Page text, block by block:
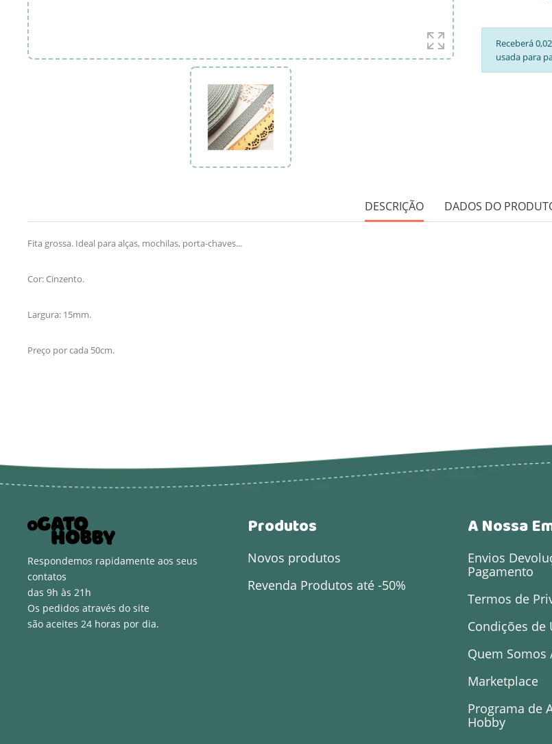
Receberá
usada para
DESCRIÇÃO DADOS DO
Fita grossa. Ideal para alças, mochilas, porta-chaves...
Cor: Cinzento.
Largura: 15mm.
Preço por cada 50cm.
Respondemos rapidamente aos seus
contatos
das 9h às 21h
Os pedidos através do site
são aceites 24 horas por dia.
Produtos
Novos produtos
Revenda Produtos até -50%
A Nossa
Envios
Pagamento
Termos de
Condições de
Quem Somos
Marketplace
Programa de
Hobby